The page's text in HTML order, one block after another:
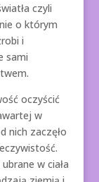
czyli
o którym
i
sami
oczyścić
w
nich zaczęło
w ciała